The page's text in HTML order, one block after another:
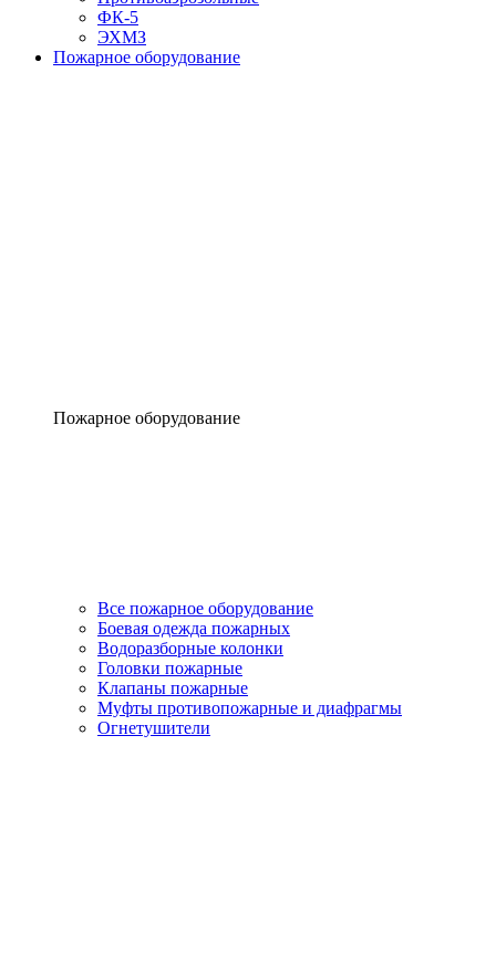
ФК-5
ЭХМЗ
Пожарное оборудование
Пожарное оборудование
Все пожарное оборудование
Боевая одежда пожарных
Водоразборные колонки
Головки пожарные
Клапаны пожарные
Муфты противопожарные и диафрагмы
Огнетушители